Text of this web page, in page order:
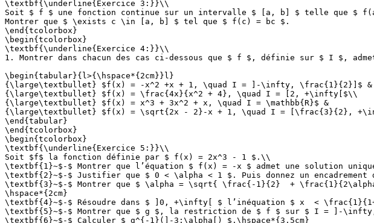
\textbf{\underline{Exercice 3:}}\\
Soit $ f $ une fonction continue sur un intervalle $ [a, b] $ telle que $
Montrer que $ \exists c \in [a, b] $ tel que $ f(c) = bc $.
\end{tcolorbox}
\begin{tcolorbox}
\textbf{\underline{Exercice 4:}}\\
1. Montrer dans chacun des cas ci-dessous que $ f $, définie sur $ I $,
\begin{tabular}{l>{\hspace*{2cm}}l}
{\large\textbullet} $f(x) = -x^2 +x + 1, \quad I = ]-\infty, \frac{1}{2}]$ &
{\large\textbullet} $f(x) = \frac{4x}{x^2 + 4}, \quad I = [2, +\infty[$\\
{\large\textbullet} $f(x) = x^3 + 3x^2 + x, \quad I = \mathbb{R}$ &
{\large\textbullet} $f(x) = \sqrt{2x - 2}-x + 1, \quad I = [\frac{3}{2},
\end{tabular}
\end{tcolorbox}
\begin{tcolorbox}
\textbf{\underline{Exercice 5:}}\\
Soit $f$ la fonction définie par $ f(x) = 2x^3 - 1 $.\\
\textbf{1}~$-$ Montrer que l’équation $ f(x) = -x $ admet une solution
\textbf{2}~$-$ Justifier que $ 0 < \alpha < 1 $. Puis donnez un encadrement
\textbf{3}~$-$ Montrer que $ \alpha = \sqrt{ \frac{-1}{2}  +
\hspace*{2cm}
\textbf{4}~$-$ Résoudre dans $ ]0, +\infty[ $ l’inéquation $ x  <
\textbf{5}~$-$ Montrer que $ g $, la restriction de $ f $ sur $ I = ]-\infty,
\textbf{6}~$-$ Calculer $ g^{-1}(]-3;\alpha[) $.\hspace*{3.5cm}